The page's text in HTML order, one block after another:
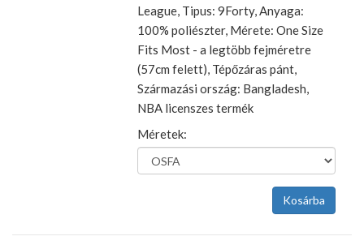
League, Tipus: 9Forty, Anyaga:
100% poliészter, Mérete: One Size
Fits Most - a legtöbb fejméretre
(57cm felett), Tépőzáras pánt,
Származási ország: Bangladesh,
NBA licenszes termék
Méretek: